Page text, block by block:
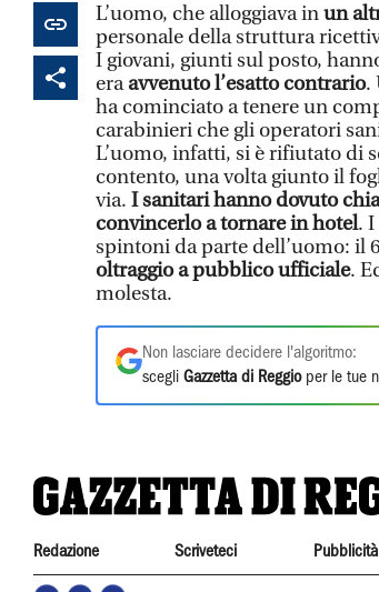
L’uomo, che alloggiava inun
personale della struttura
I giovani, giunti sul posto,
eraavvenuto l’esatto contrario.
ha cominciato a tenere un
carabinieri che gli operatori
L’uomo, infatti, si è rifiutato di
contento, una volta giunto il
via. I sanitari hanno dovuto
convincerlo a tornare in hotel. I
spintoni da parte dell’uomo: il
oltraggio a pubblico ufficiale.
molesta.
Non lasciare decidere l'algoritmo:
scegli Gazzetta di Reggioper le tue
Redazione Scriveteci Pubblicità